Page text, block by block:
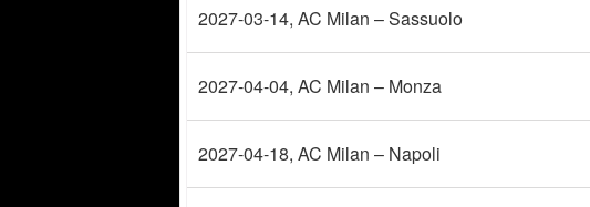
2027-03-14, AC Milan – Sassuolo
2027-04-04, AC Milan – Monza
2027-04-18, AC Milan – Napoli